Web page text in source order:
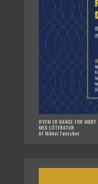
HVEM ER BANGE FOR
MED LITTERATUR
Af Mikkel Fønsskov